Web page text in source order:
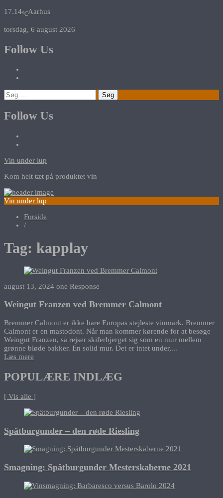
17.14℃Aarhus
torsdag, 6 august 2026
Follow Us
Søg
efter:
Follow Us
Vin under lup
Kom helt tæt på produktet vin
Vin under lup
Forside
/
Tag: kapplay
august 13, 2024 one Response
Weingut Franzen ved Bremmer Calmont
Bremmer Calmont er ikke bare Europas stejleste vinmark. Bremmer
Calmont er en mastodont. Når man kommer kørende for at besøge
Weingut Franzen, så rejser skiferbjerget sig som en mur mellem
grønne bløde bakker. En solid mur. Det er intet under,...
Læs mere
POPULÆRE INDLÆG
[ Vis alle ]
Spätburgunder – den røde Riesling
Smagning: Spätburgunder Mesterskaberne 2021